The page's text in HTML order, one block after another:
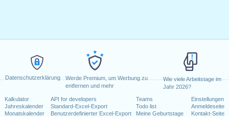
Datenschutzerklärung
Werde Premium, um Werbung zu
entfernen und mehr
Wie viele Arbeitstage im
Jahr 2026?
Kalkulator
Jahreskalender
Monatskalender
API for developers
Standard-Excel-Export
Benutzerdefinierter Excel-Export
Teams
Todo list
Meine Geburtstage
Einstellungen
Anmeldeseite
Kontakt-Seite